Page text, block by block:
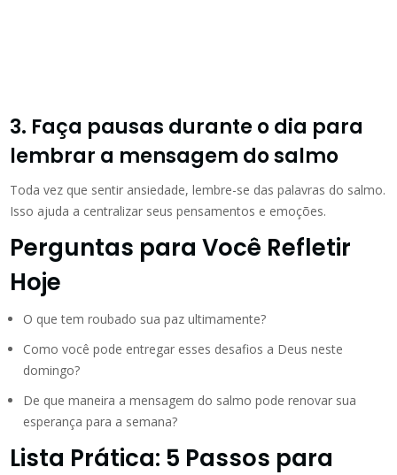
3. Faça pausas durante o dia para
lembrar a mensagem do salmo
Toda vez que sentir ansiedade, lembre-se das palavras do salmo.
Isso ajuda a centralizar seus pensamentos e emoções.
Perguntas para Você Refletir
Hoje
O que tem roubado sua paz ultimamente?
Como você pode entregar esses desafios a Deus neste
domingo?
De que maneira a mensagem do salmo pode renovar sua
esperança para a semana?
Lista Prática: 5 Passos para